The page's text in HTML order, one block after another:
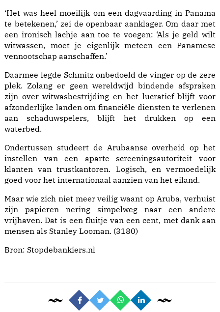
‘Het was heel moeilijk om een dagvaarding in Panama
te betekenen,’ zei de openbaar aanklager. Om daar met
een ironisch lachje aan toe te voegen: ‘Als je geld wilt
witwassen, moet je eigenlijk meteen een Pana­mese
vennootschap aanschaffen.’
Daarmee legde Schmitz onbedoeld de vinger op de zere
plek. Zolang er geen wereldwijd bindende afspraken
zijn over witwasbestrijding en het lucratief blijft voor
afzonderlijke landen om financiële diensten te verlenen
aan schaduwspelers, blijft het drukken op een
waterbed.
Ondertussen studeert de Arubaanse overheid op het
instellen van een aparte scree­nings­autoriteit voor
klanten van trustkantoren. Logisch, en vermoedelijk
goed voor het internationaal aanzien van het eiland.
Maar wie zich niet meer veilig waant op Aruba, verhuist
zijn papieren nering simpelweg naar een andere
vrijhaven. Dat is een fluitje van een cent, met dank aan
mensen als Stanley Looman. (3180)
Bron: Stopdebankiers.nl